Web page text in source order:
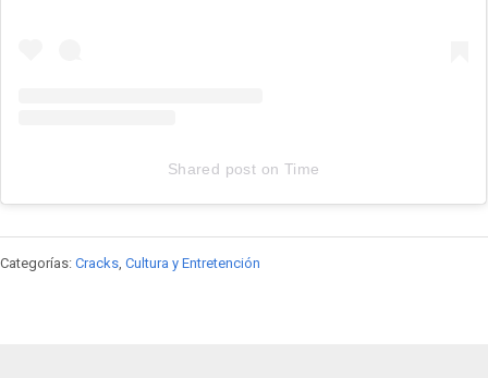
Shared post on Time
embed
code
Categorías: Cracks Cultura y Entretención